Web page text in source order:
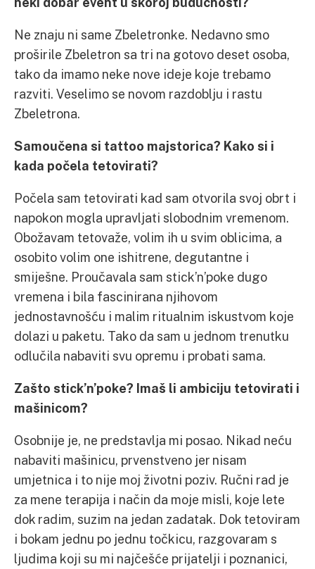
Ne znaju ni same Zbeletronke. Nedavno smo
proširile Zbeletron sa tri na gotovo deset osoba,
tako da imamo neke nove ideje koje trebamo
razviti. Veselimo se novom razdoblju i rastu
Zbeletrona.
Samoučena si tattoo majstorica? Kako si i
kada počela tetovirati?
Počela sam tetovirati kad sam otvorila svoj obrt i
napokon mogla upravljati slobodnim vremenom.
Obožavam tetovaže, volim ih u svim oblicima, a
osobito volim one ishitrene, degutantne i
smiješne. Proučavala sam stick’n’poke dugo
vremena i bila fascinirana njihovom
jednostavnošću i malim ritualnim iskustvom koje
dolazi u paketu. Tako da sam u jednom trenutku
odlučila nabaviti svu opremu i probati sama.
Zašto stick’n’poke? Imaš li ambiciju tetovirati i
mašinicom?
Osobnije je, ne predstavlja mi posao. Nikad neću
nabaviti mašinicu, prvenstveno jer nisam
umjetnica i to nije moj životni poziv. Ručni rad je
za mene terapija i način da moje misli, koje lete
dok radim, suzim na jedan zadatak. Dok tetoviram
i bokam jednu po jednu točkicu, razgovaram s
ljudima koji su mi najčešće prijatelji i poznanici,